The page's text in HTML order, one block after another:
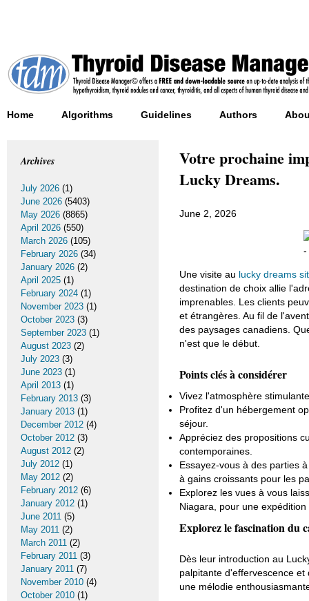
Home Algorithms Guidelines Authors
Votre prochaine
Lucky Dreams.
June 2, 2026
Une visite au lucky dreams
destination de choix allie
imprenables. Les clients
et étrangères. Au fil de
des paysages canadiens.
n'est que le début.
Points clés à considérer
Vivez l'atmosphère
Profitez d'un hébergement
séjour.
Appréciez des propositions
contemporaines.
Essayez-vous à des parties
à gains croissants pour les
Explorez les vues à vous
Niagara, pour une
Explorez le fascination du
Dès leur introduction au
palpitante d'effervescence
une mélodie
Archives
July 2026 (1)
June 2026 (5403)
May 2026 (8865)
April 2026 (550)
March 2026 (105)
February 2026 (34)
January 2026 (2)
April 2025 (1)
February 2024 (1)
November 2023 (1)
October 2023 (3)
September 2023 (1)
August 2023 (2)
July 2023 (3)
June 2023 (1)
April 2013 (1)
February 2013 (3)
January 2013 (1)
December 2012 (4)
October 2012 (3)
August 2012 (2)
July 2012 (1)
May 2012 (2)
February 2012 (6)
January 2012 (1)
June 2011 (5)
May 2011 (2)
March 2011 (2)
February 2011 (3)
January 2011 (7)
November 2010 (4)
October 2010 (1)